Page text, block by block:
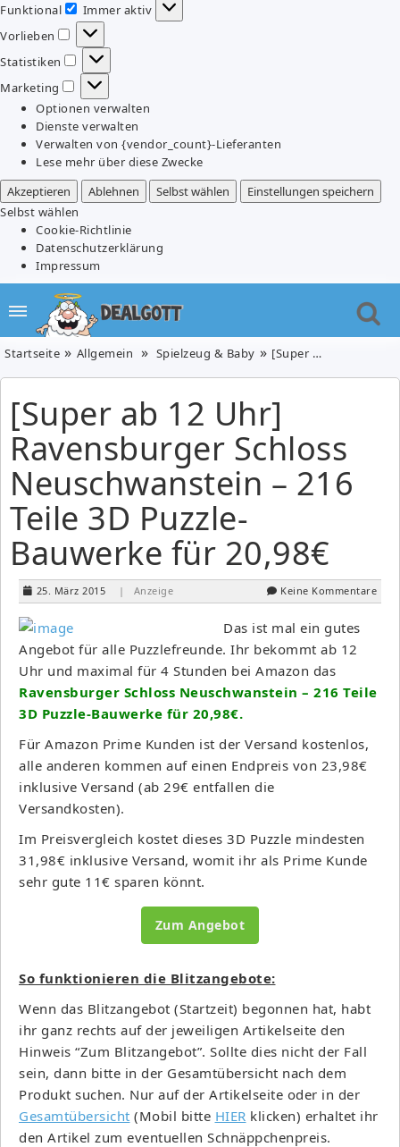
Funktional
Funktional
Immer aktiv
Vorlieben
Vorlieben
Statistiken
Statistiken
Marketing
Marketing
Optionen verwalten
Dienste verwalten
Verwalten von {vendor_count}-Lieferanten
Lese mehr über diese Zwecke
Akzeptieren
Ablehnen Selbst wählen
Einstellungen speichern
Selbst wählen
Cookie-Richtlinie
Datenschutzerklärung
Impressum
Startseite Allgemein Spielzeug & Baby [Super ab 12 Uhr] Ravensburger Schloss Neuschwanstein – 216 Teile 3D Puzzle-Bauwerke für 20,98€
[Super ab 12 Uhr]
Ravensburger Schloss
Neuschwanstein – 216
Teile 3D Puzzle-
Bauwerke für 20,98€
25. März 2015 | Anzeige Keine Kommentare
Das ist mal ein gutes
Angebot für alle Puzzlefreunde. Ihr bekommt ab 12
Uhr und maximal für 4 Stunden bei Amazon das
Ravensburger Schloss Neuschwanstein – 216 Teile
3D Puzzle-Bauwerke für 20,98€.
Für Amazon Prime Kunden ist der Versand kostenlos,
alle anderen kommen auf einen Endpreis von 23,98€
inklusive Versand (ab 29€ entfallen die
Versandkosten).
Im Preisvergleich kostet dieses 3D Puzzle mindesten
31,98€ inklusive Versand, womit ihr als Prime Kunde
sehr gute 11€ sparen könnt.
Zum Angebot
So funktionieren die Blitzangebote:
Wenn das Blitzangebot (Startzeit) begonnen hat, habt
ihr ganz rechts auf der jeweiligen Artikelseite den
Hinweis “Zum Blitzangebot”. Sollte dies nicht der Fall
sein, dann bitte in der Gesamtübersicht nach dem
Produkt suchen. Nur auf der Artikelseite oder in der
Gesamtübersicht (Mobil bitte HIER klicken) erhaltet ihr
den Artikel zum eventuellen Schnäppchenpreis.